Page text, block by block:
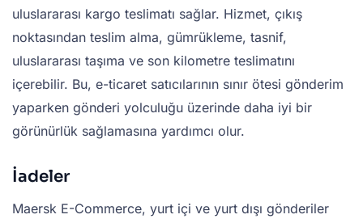
uluslararası kargo teslimatı sağlar. Hizmet, çıkış
noktasından teslim alma, gümrükleme, tasnif,
uluslararası taşıma ve son kilometre teslimatını
içerebilir. Bu, e-ticaret satıcılarının sınır ötesi gönderim
yaparken gönderi yolculuğu üzerinde daha iyi bir
görünürlük sağlamasına yardımcı olur.
İadeler
Maersk E-Commerce, yurt içi ve yurt dışı gönderiler